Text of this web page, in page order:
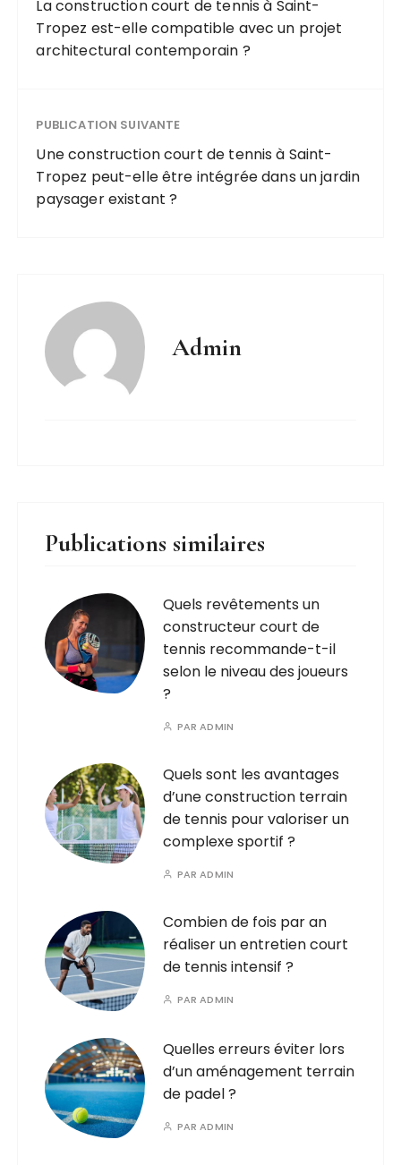
La construction court de tennis à Saint-
Tropez est-elle compatible avec un projet
architectural contemporain ?
PUBLICATION SUIVANTE
Une construction court de tennis à Saint-
Tropez peut-elle être intégrée dans un jardin
paysager existant ?
Admin
Publications similaires
Quels revêtements un
constructeur court de
tennis recommande-t-il
selon le niveau des joueurs
?
PARADMIN
Quels sont les avantages
d’une construction terrain
de tennis pour valoriser un
complexe sportif ?
PARADMIN
Combien de fois par an
réaliser un entretien court
de tennis intensif ?
PARADMIN
Quelles erreurs éviter lors
d’un aménagement terrain
de padel ?
PARADMIN